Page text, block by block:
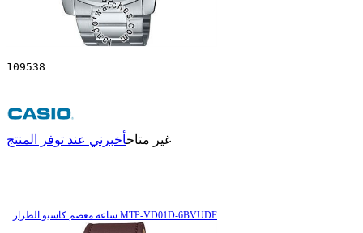
109538
غير متاحأخبرني عند توفر المنتج
ساعة معصم کاسیو الطراز MTP-VD01D-6BVUDF